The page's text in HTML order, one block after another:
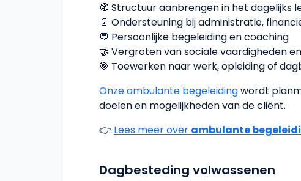
🧭 Structuur aanbrengen in het dagelijks
📄 Ondersteuning bij administratie,
💬 Persoonlijke begeleiding en coaching
🤝 Vergroten van sociale vaardigheden
🎯 Toewerken naar werk, opleiding of
Onze ambulante begeleidingwordt
doelen en mogelijkheden van de cliënt.
👉 Lees meer over ambulante
Dagbesteding volwassenen